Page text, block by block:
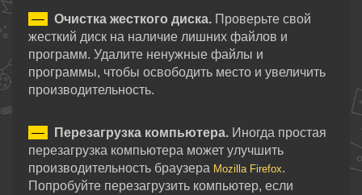
— Очистка жесткого диска. Проверьте свой
жесткий диск на наличие лишних файлов и
программ. Удалите ненужные файлы и
программы, чтобы освободить место и увеличить
производительность.
— Перезагрузка компьютера. Иногда простая
перезагрузка компьютера может улучшить
производительность браузера Mozilla Firefox.
Попробуйте перезагрузить компьютер, если